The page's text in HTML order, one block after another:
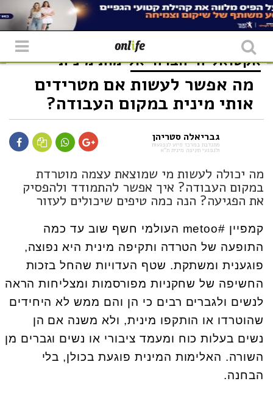
אקטואליה חברה אלימות מינית
מה אפשר לעשות אם מטרידים
אותי מינית במקום העבודה?
גבריאלה סטריהן
מתנדבת במרכז סיוע לנפגעות
ולנפגעי תקיפה מינית ת"א
מה יכולה לעשות מי שמוצאת עצמה מוטרדת
במקום העבודה? איך אפשר להתמודד ולהפסיק
את הפגיעה? הנה כמה טיפים שיכולים לעזור
קמפיין #metoo העולמי חשף שוב עד כמה
התופעה של הטרדה ותקיפה מינית היא נפוצה,
פוגענית ומשתקת. שטף העדויות שהחל בזכות
החשיפה של שחקניות מפורסמות ומצליחות הראה
לנשים ולגברים רבים כי הן והם ממש לא היחידים
שהוטרדו או הותקפו מינית, ולא משנה אם הן
נשים בעלות כוח ומעמד ציבורי או נשים וגברים מן
השורה. האלימות המינית פוגעת בכולן, בלי
הבחנה.